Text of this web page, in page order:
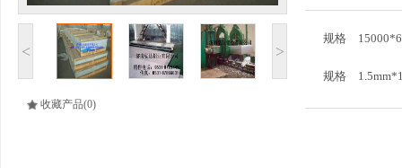
< >
收藏产品(0)
规格
规格